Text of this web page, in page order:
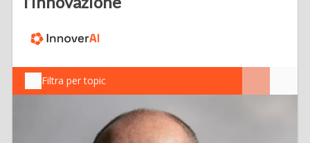
Filtra per topic